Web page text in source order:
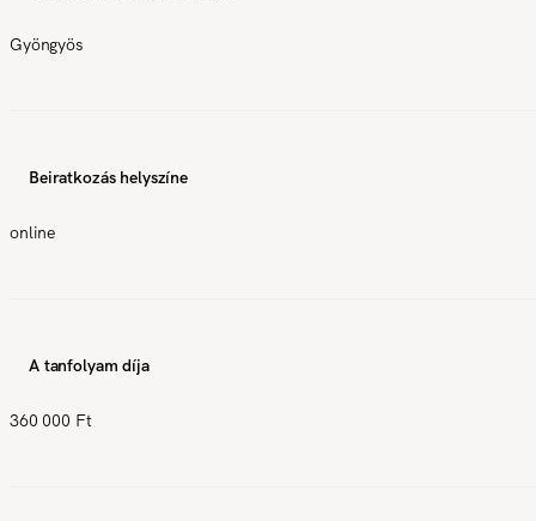
Gyöngyös
Beiratkozás helyszíne
online
A tanfolyam díja
360 000 Ft